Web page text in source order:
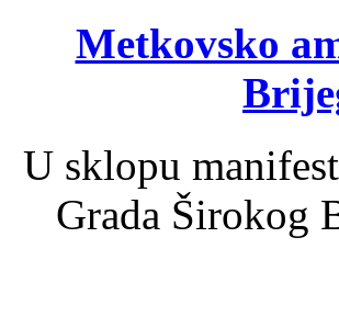
Metkovsko
U sklopu
Grada Širokog